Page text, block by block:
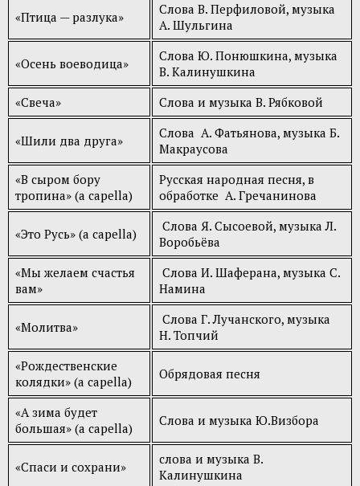
«Птица — разлука»
Слова В. Перфиловой, музыка
А. Шульгина
«Осень воеводица»
Слова Ю. Понюшкина, музыка
В. Калинушкина
«Свеча»
Слова и музыка В. Рябковой
«Шили два друга»
Слова А. Фатьянова, музыка Б.
Макраусова
«В сыром бору
тропина» (a capella)
Русская народная песня, в
обработке А. Гречанинова
«Это Русь» (a capella)
Слова Я. Сысоевой, музыка Л.
Воробьёва
«Мы желаем счастья
вам»
Слова И. Шаферана, музыка С.
Намина
«Молитва»
Слова Г. Лучанского, музыка
Н. Топчий
«Рождественские
колядки» (a capella)
Обрядовая песня
«А зима будет
большая» (a capella)
Слова и музыка Ю.Визбора
«Спаси и сохрани»
слова и музыка В.
Калинушкина